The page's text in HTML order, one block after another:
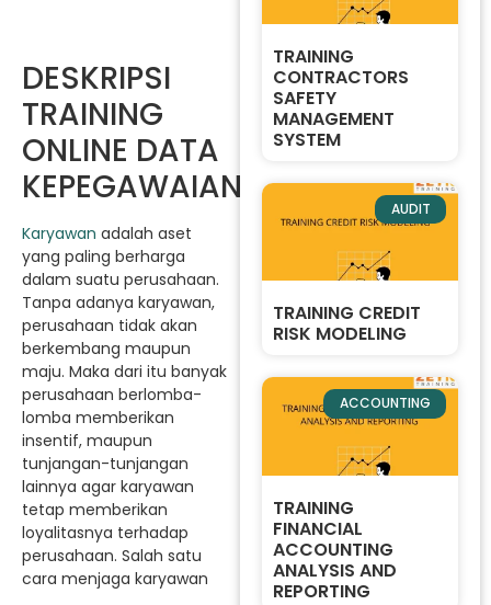
DESKRIPSI
TRAINING
ONLINE DATA
KEPEGAWAIAN
Karyawan adalah aset
yang paling berharga
dalam suatu perusahaan.
Tanpa adanya karyawan,
perusahaan tidak akan
berkembang maupun
maju. Maka dari itu banyak
perusahaan berlomba-
lomba memberikan
insentif, maupun
tunjangan-tunjangan
lainnya agar karyawan
tetap memberikan
loyalitasnya terhadap
perusahaan. Salah satu
cara menjaga karyawan
TRAINING
CONTRACTORS
SAFETY
MANAGEMENT
SYSTEM
AUDIT
TRAINING CREDIT
RISK MODELING
ACCOUNTING
TRAINING
FINANCIAL
ACCOUNTING
ANALYSIS AND
REPORTING